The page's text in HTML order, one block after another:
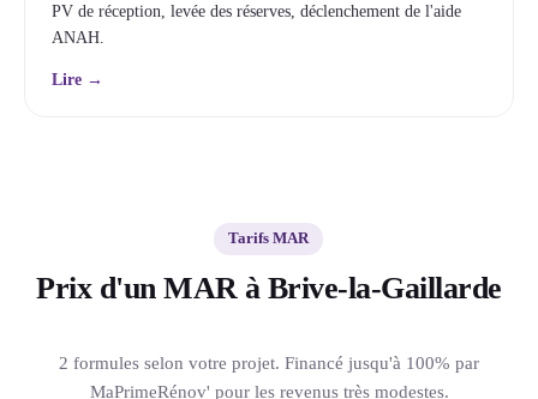
PV de réception, levée des réserves, déclenchement de l'aide
ANAH.
Lire →
Tarifs MAR
Prix d'un MAR à Brive-la-Gaillarde
2 formules selon votre projet. Financé jusqu'à 100% par
MaPrimeRénov' pour les revenus très modestes.